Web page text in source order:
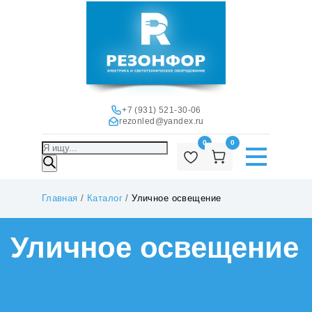
+7 (931) 521-30-06
rezonled@yandex.ru
Поиск
товаров
0 0
Главная / Каталог/Уличное освещение
Уличное освещение